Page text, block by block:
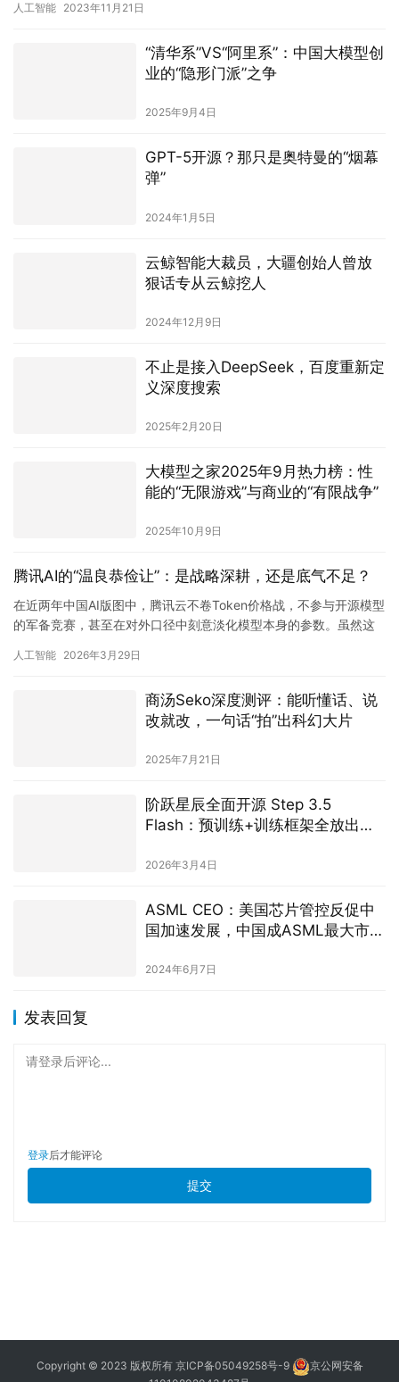
人工智能 2023年11月21日
“清华系”VS“阿里系”：中国大模型创
业的“隐形门派”之争
2025年9月4日
GPT-5开源？那只是奥特曼的“烟幕
弹”
2024年1月5日
云鲸智能大裁员，大疆创始人曾放
狠话专从云鲸挖人
2024年12月9日
不止是接入DeepSeek，百度重新定
义深度搜索
2025年2月20日
大模型之家2025年9月热力榜：性
能的“无限游戏”与商业的“有限战争”
2025年10月9日
腾讯AI的“温良恭俭让”：是战略深耕，还是底气不足？
在近两年中国AI版图中，腾讯云不卷Token价格战，不参与开源模型
的军备竞赛，甚至在对外口径中刻意淡化模型本身的参数。虽然这
人工智能 2026年3月29日
商汤Seko深度测评：能听懂话、说
改就改，一句话“拍”出科幻大片
2025年7月21日
阶跃星辰全面开源 Step 3.5
Flash：预训练+训练框架全放出，
2026年3月4日
ASML CEO：美国芯片管控反促中
国加速发展，中国成ASML最大市场
2024年6月7日
发表回复
请登录后评论...
登录后才能评论
提交
Copyright © 2023 版权所有 京ICP备05049258号-9
京公网安备